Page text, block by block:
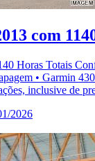
com
Horas Totais
• Garmin
inclusive de
2026